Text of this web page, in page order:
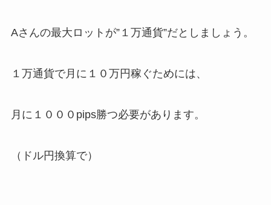
Aさんの最大ロットが”１万通貨”だとしましょう。
１万通貨で月に１０万円稼ぐためには、
月に１０００pips勝つ必要があります。
（ドル円換算で）